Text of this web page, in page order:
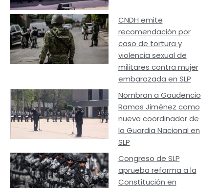
CNDH emite
recomendación por
caso de tortura y
violencia sexual de
militares contra mujer
embarazada en SLP
Nombran a Gaudencio
Ramos Jiménez como
nuevo coordinador de
la Guardia Nacional en
SLP
Congreso de SLP
aprueba reforma a la
Constitución en